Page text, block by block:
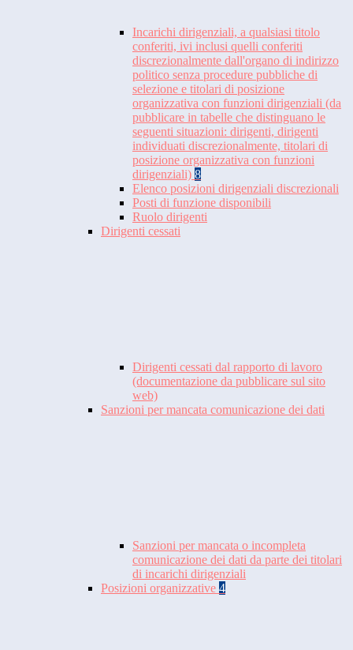
Incarichi dirigenziali, a qualsiasi titolo
conferiti, ivi inclusi quelli conferiti
discrezionalmente dall'organo di indirizzo
politico senza procedure pubbliche di
selezione e titolari di posizione
organizzativa con funzioni dirigenziali (da
pubblicare in tabelle che distinguano le
seguenti situazioni: dirigenti, dirigenti
individuati discrezionalmente, titolari di
posizione organizzativa con funzioni
dirigenziali) 8
Elenco posizioni dirigenziali discrezionali
Posti di funzione disponibili
Ruolo dirigenti
Dirigenti cessati
Dirigenti cessati dal rapporto di lavoro
(documentazione da pubblicare sul sito
web)
Sanzioni per mancata comunicazione dei dati
Sanzioni per mancata o incompleta
comunicazione dei dati da parte dei titolari
di incarichi dirigenziali
Posizioni organizzative 4